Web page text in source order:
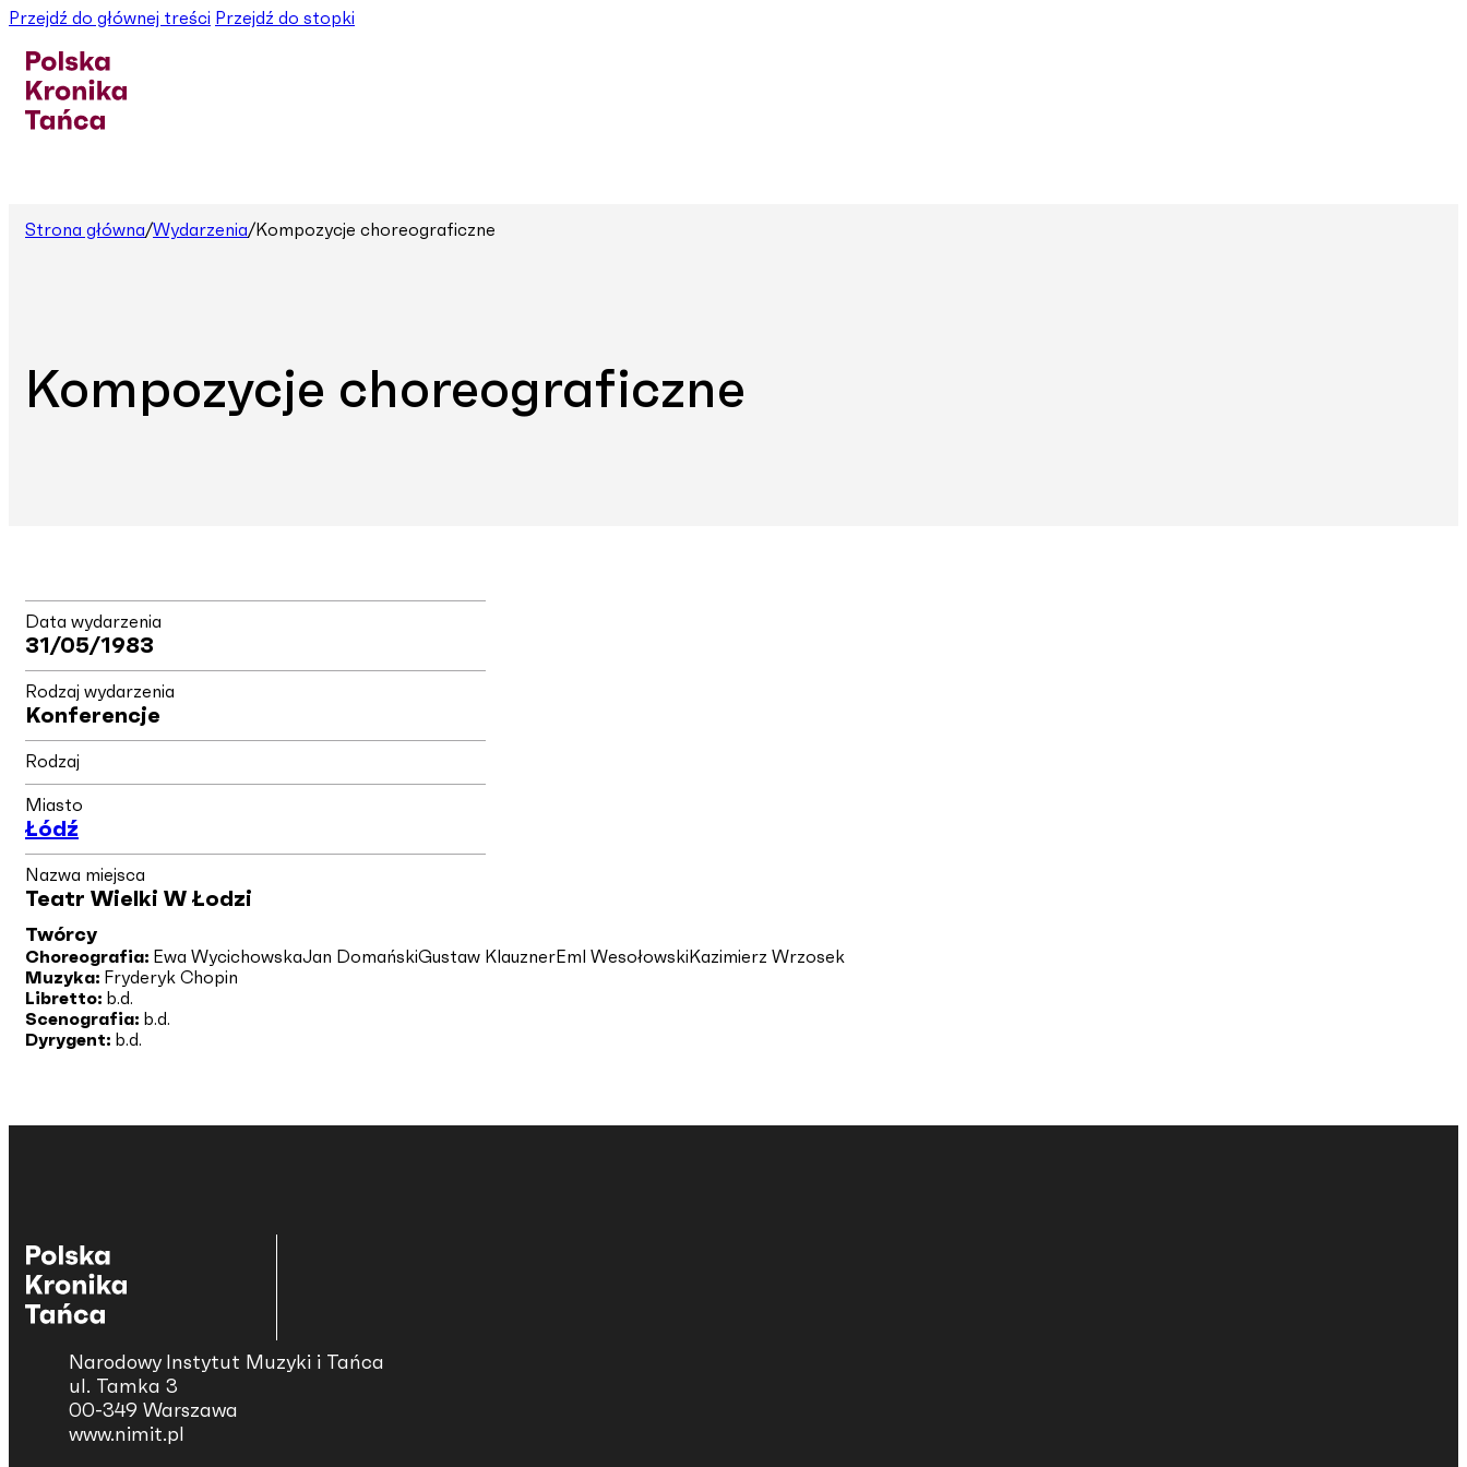
Przejdź do głównej treści Przejdź do stopki
Strona główna/Wydarzenia/Kompozycje choreograficzne
Kompozycje choreograficzne
Data wydarzenia
31/05/1983
Rodzaj wydarzenia
Konferencje
Rodzaj
Miasto
Łódź
Nazwa miejsca
Teatr Wielki W Łodzi
Twórcy
Choreografia: Ewa WycichowskaJan DomańskiGustaw KlauznerEml Wesołowski Kazimierz Wrzosek
Muzyka: Fryderyk Chopin
Libretto: b.d.
Scenografia: b.d.
Dyrygent: b.d.
Narodowy Instytut Muzyki i Tańca
ul. Tamka 3
00-349 Warszawa
www.nimit.pl